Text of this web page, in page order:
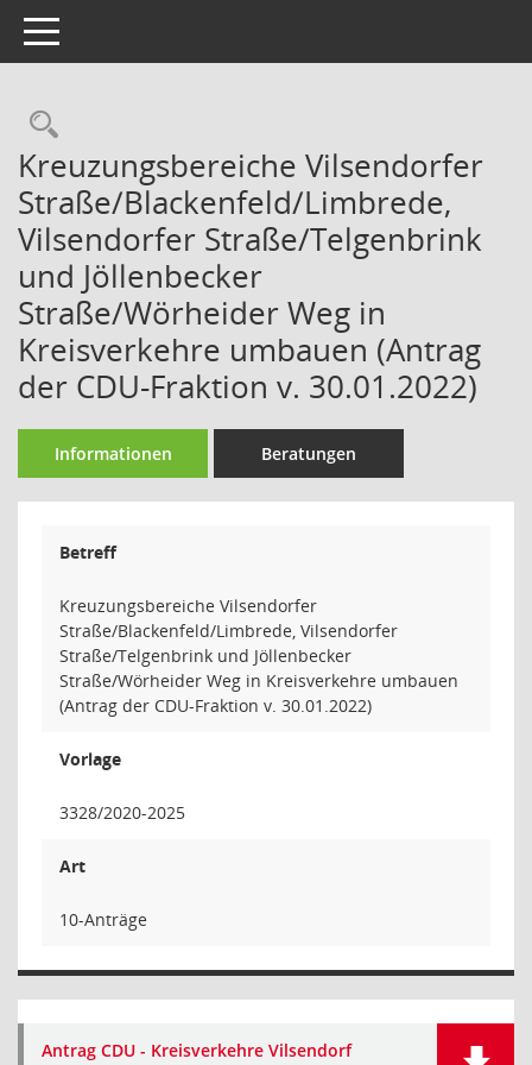
Toggle navigation
Rechercheauswahl
Kreuzungsbereiche Vilsendorfer
Straße/Blackenfeld/Limbrede,
Vilsendorfer Straße/Telgenbrink
und Jöllenbecker
Straße/Wörheider Weg in
Kreisverkehre umbauen (Antrag
der CDU-Fraktion v. 30.01.2022)
Informationen Beratungen
Betreff
Kreuzungsbereiche Vilsendorfer
Straße/Blackenfeld/Limbrede, Vilsendorfer
Straße/Telgenbrink und Jöllenbecker
Straße/Wörheider Weg in Kreisverkehre umbauen
(Antrag der CDU-Fraktion v. 30.01.2022)
Vorlage
3328/2020-2025
Art
10-Anträge
Antrag CDU - Kreisverkehre Vilsendorf